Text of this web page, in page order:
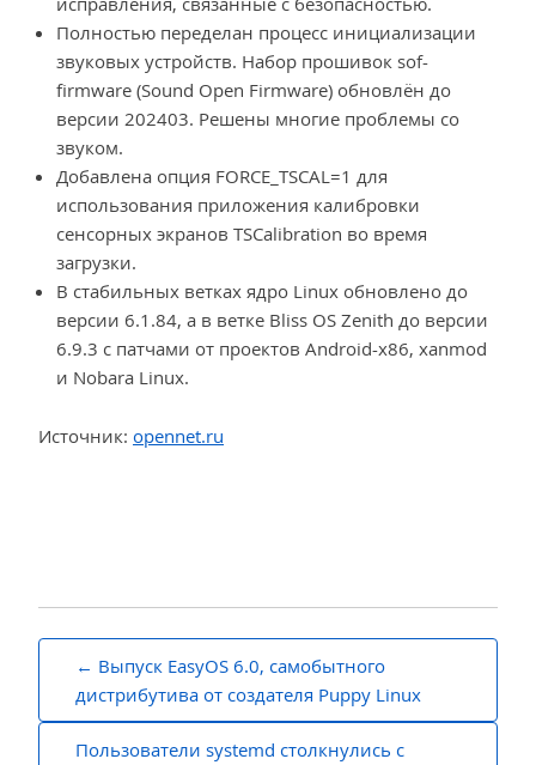
Полностью переделан процесс инициализации
звуковых устройств. Набор прошивок sof-
firmware (Sound Open Firmware) обновлён до
версии 202403. Решены многие проблемы со
звуком.
Добавлена опция FORCE_TSCAL=1 для
использования приложения калибровки
сенсорных экранов TSCalibration во время
загрузки.
В стабильных ветках ядро Linux обновлено до
версии 6.1.84, а в ветке Bliss OS Zenith до версии
6.9.3 с патчами от проектов Android-x86, xanmod
и Nobara Linux.
Источник: opennet.ru
Навигация
записям
Выпуск EasyOS 6.0, самобытного
дистрибутива от создателя Puppy Linux
Пользователи systemd столкнулись с